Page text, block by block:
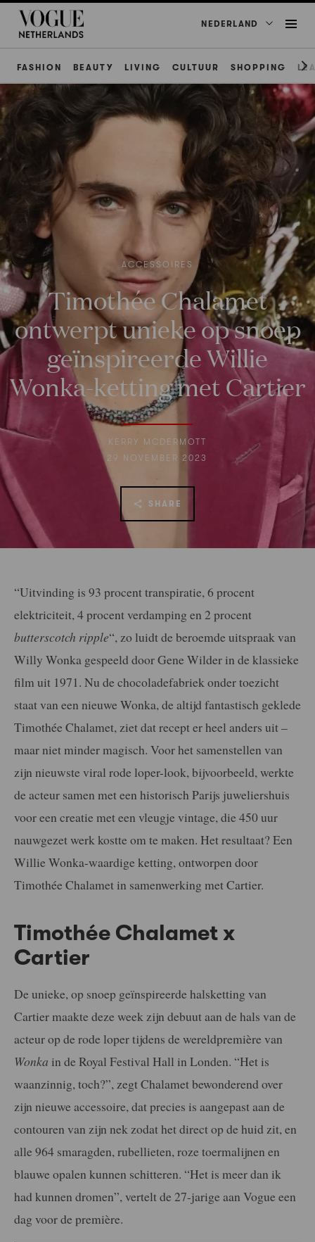
NEDERLAND
FASHION BEAUTY LIVING CULTUUR SHOPPING
ACCESSOIRES
Timothée Chalamet
ontwerpt unieke op snoep
geïnspireerde Willie
Wonka-ketting met Cartier
KERRY MCDERMOTT
29 NOVEMBER 2023
SHARE
“Uitvinding is 93 procent transpiratie, 6 procent
elektriciteit, 4 procent verdamping en 2 procent
butterscotch ripple“, zo luidt de beroemde uitspraak van
Willy Wonka gespeeld door Gene Wilder in de klassieke
film uit 1971. Nu de chocoladefabriek onder toezicht
staat van een nieuwe Wonka, de altijd fantastisch geklede
Timothée Chalamet, ziet dat recept er heel anders uit –
maar niet minder magisch. Voor het samenstellen van
zijn nieuwste viral rode loper-look, bijvoorbeeld, werkte
de acteur samen met een historisch Parijs juweliershuis
voor een creatie met een vleugje vintage, die 450 uur
nauwgezet werk kostte om te maken. Het resultaat? Een
Willie Wonka-waardige ketting, ontworpen door
Timothée Chalamet in samenwerking met Cartier.
Timothée Chalamet x
Cartier
De unieke, op snoep geïnspireerde halsketting van
Cartier maakte deze week zijn debuut aan de hals van de
acteur op de rode loper tijdens de wereldpremière van
Wonka in de Royal Festival Hall in Londen. “Het is
waanzinnig, toch?”, zegt Chalamet bewonderend over
zijn nieuwe accessoire, dat precies is aangepast aan de
contouren van zijn nek zodat het direct op de huid zit, en
alle 964 smaragden, rubellieten, roze toermalijnen en
blauwe opalen kunnen schitteren. “Het is meer dan ik
had kunnen dromen”, vertelt de 27-jarige aan Vogue een
dag voor de première.